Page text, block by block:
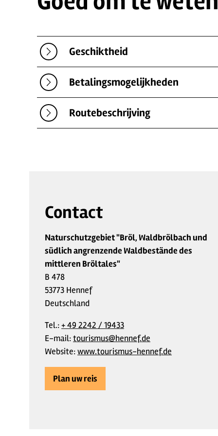
Geschiktheid
Betalingsmogelijkheden
Routebeschrijving
Contact
Naturschutzgebiet "Bröl, Waldbrölbach und
südlich angrenzende Waldbestände des
mittleren Bröltales"
B 478
53773 Hennef
Deutschland
Tel.:+ 49 2242 / 19433
E-mail:tourismus@hennef.de
Website:www.tourismus-hennef.de
Plan uw reis